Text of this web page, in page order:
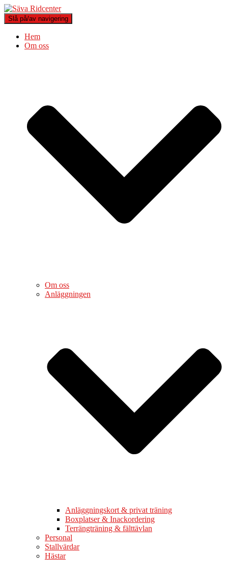
Slå på/av navigering
Hem
Om oss
Om oss
Anläggningen
Anläggningskort & privat träning
Boxplatser & Inackordering
Terrängträning & fälttävlan
Personal
Stallvärdar
Hästar